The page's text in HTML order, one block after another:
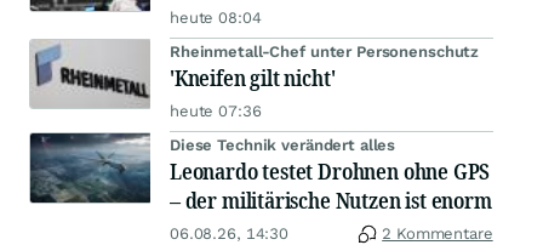
heute 08:04
Rheinmetall-Chef unter Personenschutz
'Kneifen gilt nicht'
heute 07:36
Diese Technik verändert alles
Leonardo testet Drohnen ohne GPS
– der militärische Nutzen ist enorm
06.08.26, 14:30 2 Kommentare